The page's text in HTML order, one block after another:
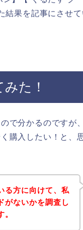
結果を記事にさせて
た！
で分かるのですが
購入したい！と、
る方に向けて、私
がないかを調査し